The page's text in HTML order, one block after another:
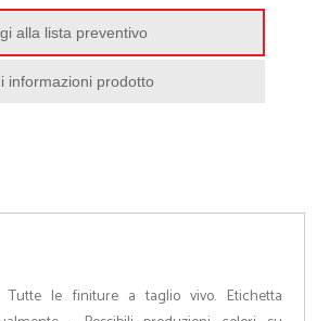
alla lista preventivo
informazioni prodotto
Tutte le finiture a taglio vivo. Etichetta